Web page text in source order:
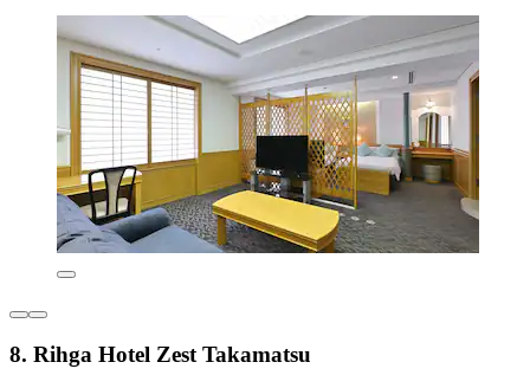
8. Rihga Hotel Zest Takamatsu